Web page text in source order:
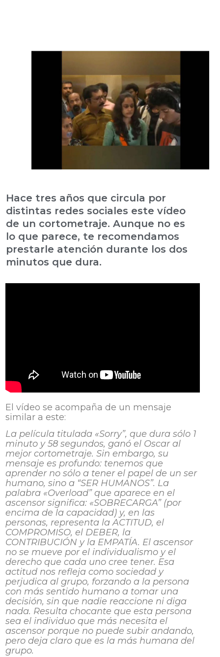
Hace tres años que circula por
distintas redes sociales este vídeo
de un cortometraje. Aunque no es
lo que parece, te recomendamos
prestarle atención durante los dos
minutos que dura.
El vídeo se acompaña de un mensaje
similar a este:
La película titulada «Sorry”, que dura sólo 1
minuto y 58 segundos, ganó el Oscar al
mejor cortometraje. Sin embargo, su
mensaje es profundo: tenemos que
aprender no sólo a tener el papel de un ser
humano, sino a “SER HUMANOS”. La
palabra «Overload” que aparece en el
ascensor significa: «SOBRECARGA” (por
encima de la capacidad) y, en las
personas, representa la ACTITUD, el
COMPROMISO, el DEBER, la
CONTRIBUCIÓN y la EMPATÍA. El ascensor
no se mueve por el individualismo y el
derecho que cada uno cree tener. Esa
actitud nos refleja como sociedad y
perjudica al grupo, forzando a la persona
con más sentido humano a tomar una
decisión, sin que nadie reaccione ni diga
nada. Resulta chocante que esta persona
sea el individuo que más necesita el
ascensor porque no puede subir andando,
pero deja claro que es la más humana del
grupo.